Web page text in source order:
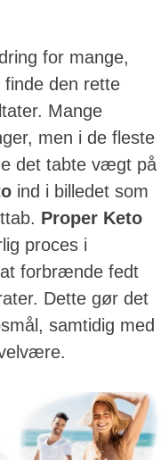
for mange,
den rette
Mange
men i de fleste
det tabte vægt på
ind i billedet som
Proper Keto
proces i
forbrænde fedt
Dette gør det
samtidig med